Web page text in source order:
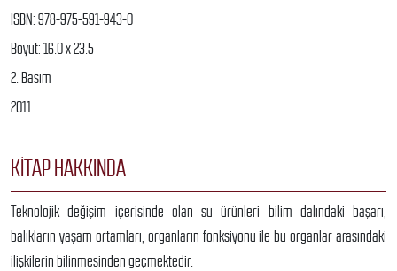
ISBN: 978-975-591-943-0
Boyut: 16.0 x 23.5
2. Basım
2011
KITAP HAKKINDA
Teknolojik değişim içerisinde olan su ürünleri bilim dalındaki başarı,
balıkların yaşam ortamları, organların fonksiyonu ile bu organlar arasındaki
ilişkilerin bilinmesinden geçmektedir.